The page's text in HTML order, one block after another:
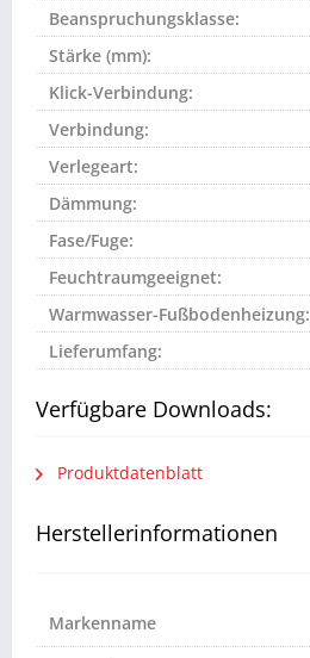
Beanspruchungsklasse:
Stärke (mm):
Klick-Verbindung:
Verbindung:
Verlegeart:
Dämmung:
Fase/Fuge:
Feuchtraumgeeignet:
Warmwasser-Fußbodenheizung:
Lieferumfang:
Verfügbare Downloads:
Produktdatenblatt
Herstellerinformationen
Markenname